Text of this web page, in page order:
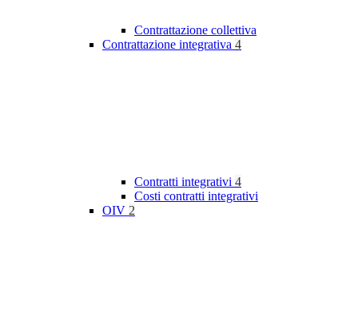
Contrattazione collettiva
Contrattazione integrativa 4
Contratti integrativi 4
Costi contratti integrativi
OIV 2